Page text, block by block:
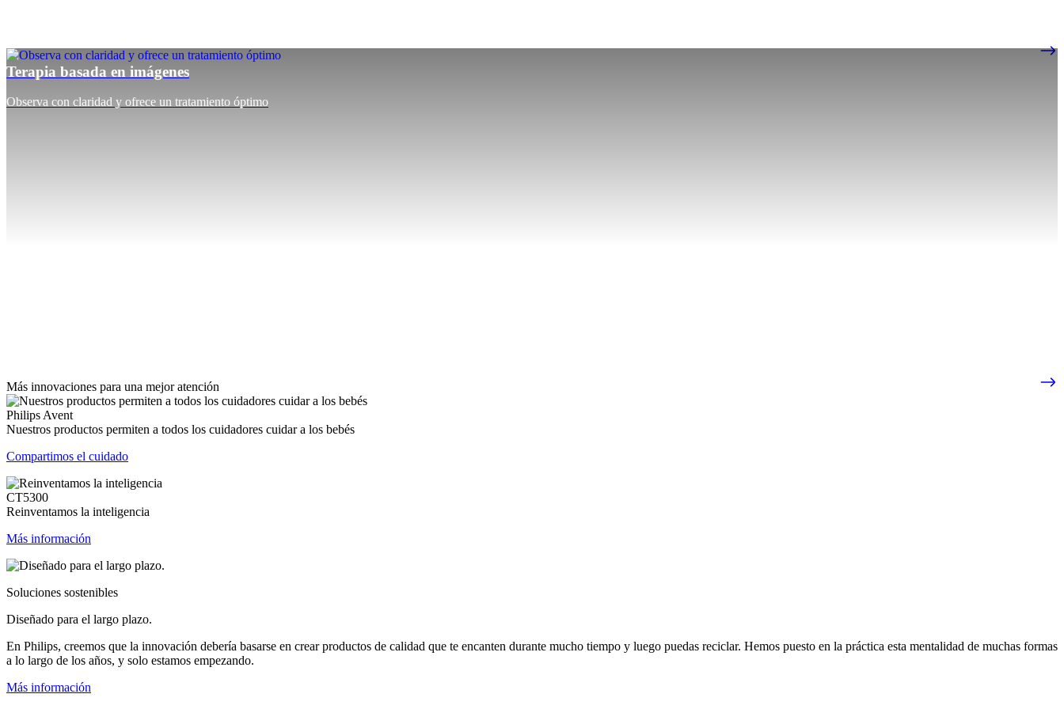
Terapia basada en imágenes
Observa con claridad y ofrece un tratamiento óptimo
Más innovaciones para una mejor atención
Philips Avent
Nuestros productos permiten a todos los cuidadores cuidar a los bebés
Compartimos el cuidado
CT5300
Reinventamos la inteligencia
Más información
Soluciones sostenibles
Diseñado para el largo plazo.
En Philips, creemos que la innovación debería basarse en crear productos de calidad que te encanten durante mucho tiempo y luego puedas reciclar. Hemos puesto en la práctica esta mentalidad de muchas formas
a lo largo de los años, y solo estamos empezando.
Más información